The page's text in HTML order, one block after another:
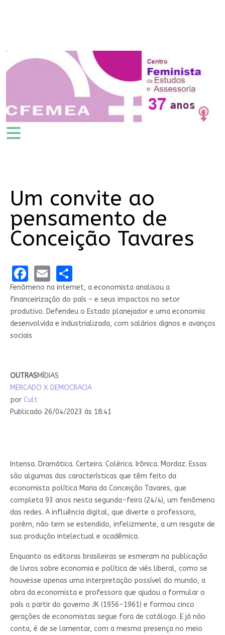
Um convite ao
pensamento de
Conceição Tavares
Facebook
EmailShare
Fenômeno na internet, a economista analisou a
financeirização do país – e seus impactos no setor
produtivo. Defendeu o Estado planejador e uma economia
desenvolvida e industrializada, com salários dignos e avanços
sociais
OUTRASMÍDIAS
MERCADO X DEMOCRACIA
por Cult
Publicado 26/04/2023 às 18:41
Intensa. Dramática. Certeira. Colérica. Irônica. Mordaz. Essas
são algumas das características que têm feito da
economista política Maria da Conceição Tavares, que
completa 93 anos nesta segunda-feira (24/4), um fenômeno
das redes. A influência digital, que diverte a professora,
porém, não tem se estendido, infelizmente, a um resgate de
sua produção intelectual e acadêmica.
Enquanto as editoras brasileiras se esmeram na publicação
de livros sobre economia e política de viés liberal, como se
houvesse apenas uma interpretação possível do mundo, a
obra da economista e professora que ajudou a formular o
país a partir do governo JK (1956-1961) e formou cinco
gerações de economistas segue fora de catálogo. E já não
conta, é de se lamentar, com a mesma presença no meio